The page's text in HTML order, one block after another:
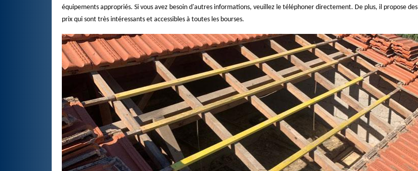
équipements appropriés. Si vous avez besoin d'autres informations, veuillez le téléphoner directement. De plus, il propose des
prix qui sont très intéressants et accessibles à toutes les bourses.